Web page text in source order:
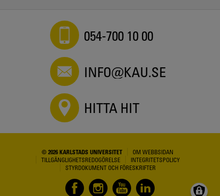
054-700 10 00
INFO@KAU.SE
HITTA HIT
© 2026 KARLSTADS UNIVERSITET
OM WEBBSIDAN
TILLGÄNGLIGHETSREDOGÖRELSE
INTEGRITETSPOLICY
STYRDOKUMENT OCH FÖRESKRIFTER